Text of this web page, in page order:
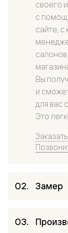
своего
с
сайте,
Вы
и
для вас
Это
Замер